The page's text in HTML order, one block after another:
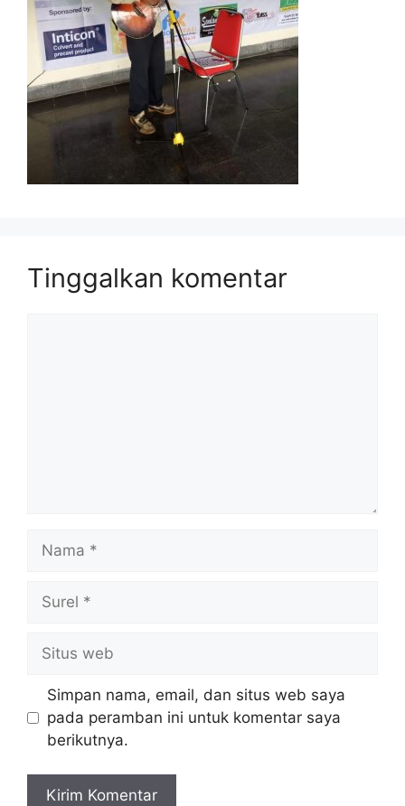
Tinggalkan komentar
Simpan nama, email, dan situs web saya
pada peramban ini untuk komentar saya
berikutnya.